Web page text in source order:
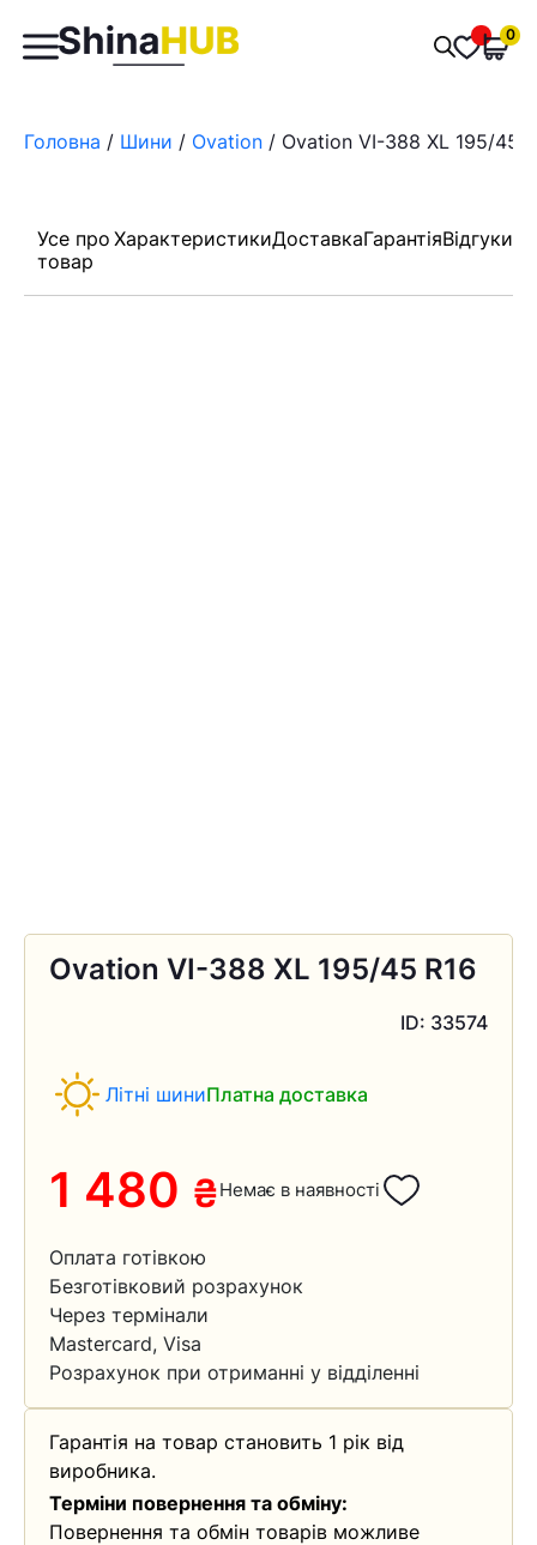
Пошук
товарів
0
Головна / Шини / Ovation / Ovation VI-388 XL 195/45
Усе про
товар
ХарактеристикиДоставкаГарантіяВідгуки
Ovation VI-388 XL 195/45 R16
ID: 33574
Літні шиниПлатна доставка
1 480 ₴Немає в наявності
Оплата готівкою
Безготівковий розрахунок
Через термінали
Mastercard, Visa
Розрахунок при отриманні у відділенні
Гарантія на товар становить 1 рік від
виробника.
Терміни повернення та обміну:
Повернення та обмін товарів можливе